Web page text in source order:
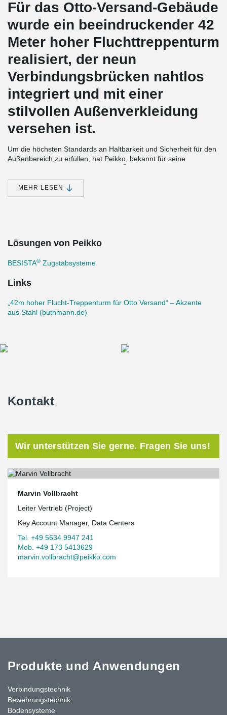
Für das Otto-Versand-Gebäude
wurde ein beeindruckender 42
Meter hoher Fluchttreppenturm
realisiert, der neun
Verbindungsbrücken nahtlos
integriert und mit einer
stilvollen Außenverkleidung
versehen ist.
Um die höchsten Standards an Haltbarkeit und Sicherheit für den
Außenbereich zu erfüllen, hat Peikko, bekannt für seine
®
Stabsysteme geliefert. Diese robusten Stäbe verfügen über eine
schützende Zinkschicht auf den Gewindestangen, die eine
außergewöhnliche Widerstandsfähigkeit gegenüber
langjährigen Partner, die Buthmann Ingenieur-Stahlbau AG,
geliefert. Ihre Fachkenntnisse im Maschinenbau und Stahlbau
machten sie zum perfekten Partner für dieses ehrgeizige Projekt.
beispiellosen Ingenieurskunst der Buthmann Ingenieur-Stahlbau
Exzellenz und höchste Sicherheit.
MEHR LESEN
Lösungen von Peikko
BESISTA® Zugstabsysteme
Links
„42m hoher Flucht-Treppenturm für Otto Versand“ – Akzente
aus Stahl (buthmann.de)
Kontakt
Wir unterstützen Sie gerne. Fragen Sie uns!
Marvin Vollbracht
Leiter Vertrieb (Project)
Key Account Manager, Data Centers
Tel. +49 5634 9947 241
Mob. +49 173 5413629
marvin.vollbracht@peikko.com
Produkte und Anwendungen
Verbindungstechnik
Bewehrungstechnik
Bodensysteme